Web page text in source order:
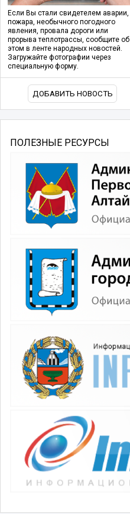
Если Вы стали свидетелем аварии,
пожара, необычного погодного
явления, провала дороги или
прорыва теплотрассы, сообщите об
этом в ленте народных новостей.
Загружайте фотографии через
специальную форму.
ДОБАВИТЬ НОВОСТЬ
ПОЛЕЗНЫЕ РЕСУРСЫ